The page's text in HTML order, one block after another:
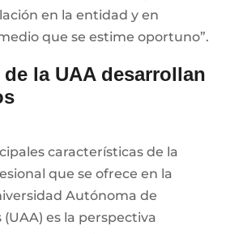
que se ofrece en la
Autónoma de
que permite a sus egresados
sociales más
se vean reflejadas.
Vacio Olguín, egresada
en Optometría de la UAA,
ejercer actualmente su grado